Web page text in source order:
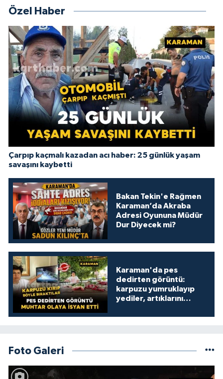
Özel Haber
Çarpıp kaçmalı kazadan acı haber: 25 günlük yaşam
savaşını kaybetti
Bakan Tekin'e Rağmen
Karaman’da Akraba
Adresi Oyununa Müdür
Dur Diyecek mi?
Karaman'da pes
dedirten görüntü:
karpuzu yumruklayıp
yediler, artıklarını
Foto Galeri